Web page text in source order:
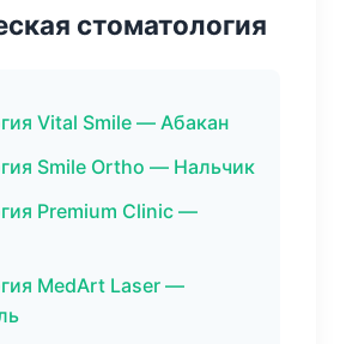
стоматология
Vital Smile — Абакан
Smile Ortho — Нальчик
Premium Clinic —
MedArt Laser —